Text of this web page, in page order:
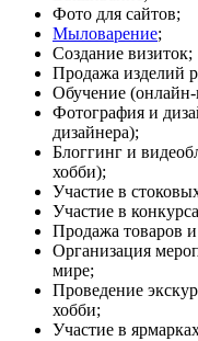
Фото для сайтов;
Мыловарение;
Создание визиток;
Продажа изделий
Обучение
Фотография и
дизайнера);
Блоггинг и
хобби);
Участие в
Участие в
Продажа товаров и
Организация
мире;
Проведение
хобби;
Участие в